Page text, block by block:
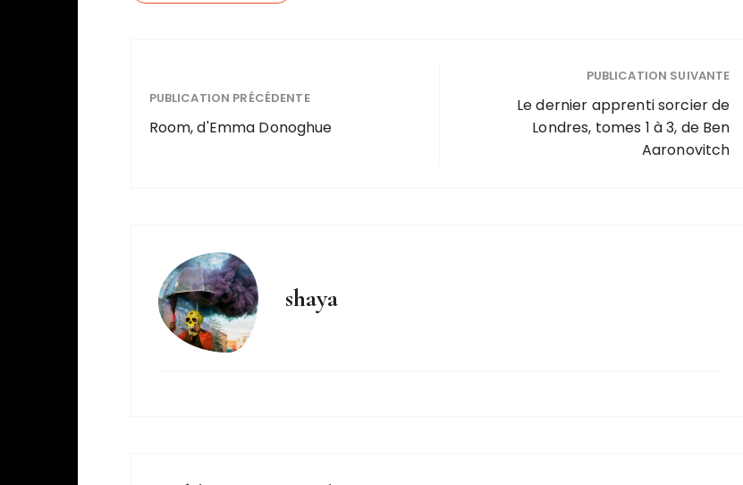
PUBLICATION PRÉCÉDENTE
Room, d'Emma Donoghue
PUBLICATION SUIVANTE
Le dernier apprenti sorcier de
Londres, tomes 1 à 3, de Ben
Aaronovitch
shaya